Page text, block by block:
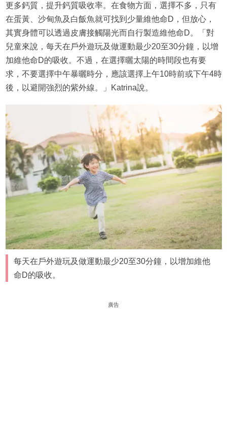
更多鈣質，提升鈣質吸收率。在食物方面，選擇不多，只有
在蛋黃、沙甸魚及白飯魚就可找到少量維他命D，但放心，
其實身體可以透過皮膚接觸陽光而自行製造維他命D。「對
兒童來說，每天在戶外遊玩及做運動最少20至30分鐘，以增
加維他命D的吸收。不過，在選擇曬太陽的時間段也有要
求，不要選擇中午暴曬時分，應該選擇上午10時前或下午4時
後，以避開強烈的紫外線。」Katrina說。
每天在戶外遊玩及做運動最少20至30分鐘，以增加維他
命D的吸收。
廣告